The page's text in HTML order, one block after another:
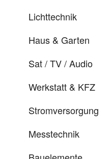
Lichttechnik
Haus & Garten
Sat / TV / Audio
Werkstatt & KFZ
Stromversorgung
Messtechnik